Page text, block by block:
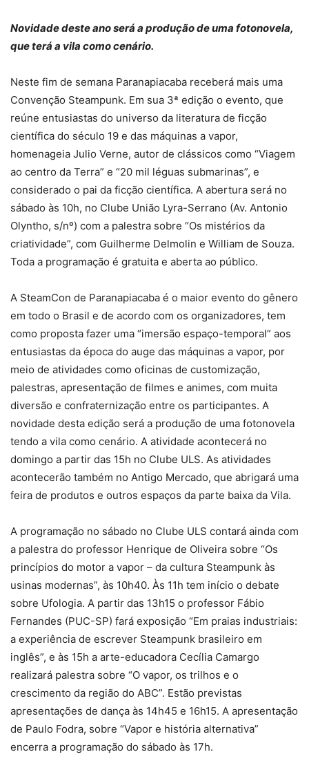
Novidade deste ano será a produção de uma fotonovela,
que terá a vila como cenário.
Neste fim de semana Paranapiacaba receberá mais uma
Convenção Steampunk. Em sua 3ª edição o evento, que
reúne entusiastas do universo da literatura de ficção
científica do século 19 e das máquinas a vapor,
homenageia Julio Verne, autor de clássicos como “Viagem
ao centro da Terra” e “20 mil léguas submarinas”, e
considerado o pai da ficção científica. A abertura será no
sábado às 10h, no Clube União Lyra-Serrano (Av. Antonio
Olyntho, s/nº) com a palestra sobre “Os mistérios da
criatividade”, com Guilherme Delmolin e William de Souza.
Toda a programação é gratuita e aberta ao público.
A SteamCon de Paranapiacaba é o maior evento do gênero
em todo o Brasil e de acordo com os organizadores, tem
como proposta fazer uma “imersão espaço-temporal” aos
entusiastas da época do auge das máquinas a vapor, por
meio de atividades como oficinas de customização,
palestras, apresentação de filmes e animes, com muita
diversão e confraternização entre os participantes. A
novidade desta edição será a produção de uma fotonovela
tendo a vila como cenário. A atividade acontecerá no
domingo a partir das 15h no Clube ULS. As atividades
acontecerão também no Antigo Mercado, que abrigará uma
feira de produtos e outros espaços da parte baixa da Vila.
A programação no sábado no Clube ULS contará ainda com
a palestra do professor Henrique de Oliveira sobre “Os
princípios do motor a vapor – da cultura Steampunk às
usinas modernas”, às 10h40. Às 11h tem início o debate
sobre Ufologia. A partir das 13h15 o professor Fábio
Fernandes (PUC-SP) fará exposição “Em praias industriais:
a experiência de escrever Steampunk brasileiro em
inglês”, e às 15h a arte-educadora Cecília Camargo
realizará palestra sobre “O vapor, os trilhos e o
crescimento da região do ABC”. Estão previstas
apresentações de dança às 14h45 e 16h15. A apresentação
de Paulo Fodra, sobre “Vapor e história alternativa”
encerra a programação do sábado às 17h.